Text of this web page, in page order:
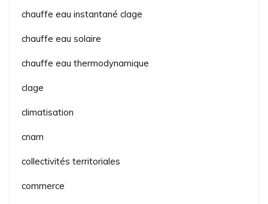
chauffe eau instantané clage
chauffe eau solaire
chauffe eau thermodynamique
clage
climatisation
cnam
collectivités territoriales
commerce